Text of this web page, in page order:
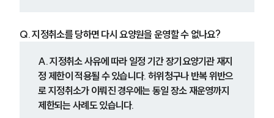
Q. 지정취소를 당하면 다시 요양원을 운영할 수 없나요?
A. 지정취소 사유에 따라 일정 기간 장기요양기관 재지
정 제한이 적용될 수 있습니다. 허위청구나 반복 위반으
로 지정취소가 이뤄진 경우에는 동일 장소 재운영까지
제한되는 사례도 있습니다.